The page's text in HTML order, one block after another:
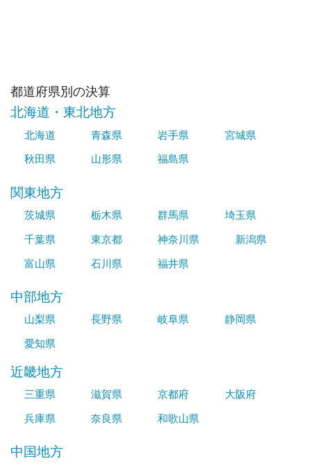
都道府県別の決算
北海道・東北地方
北海道 青森県 岩手県
宮城県
秋田県
山形県 福島県
関東地方
茨城県 栃木県 群馬県
埼玉県
千葉県
東京都 神奈川県
新潟県
富山県
石川県 福井県
中部地方
山梨県 長野県 岐阜県
静岡県
愛知県
近畿地方
三重県 滋賀県 京都府
大阪府
兵庫県
奈良県 和歌山県
中国地方